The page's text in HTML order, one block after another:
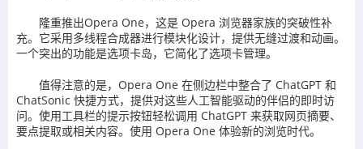
隆重推出Opera One，这是 Opera 浏览器家族的突破性补
充。它采用多线程合成器进行模块化设计，提供无缝过渡和动画。
一个突出的功能是选项卡岛，它简化了选项卡管理。
值得注意的是，Opera One 在侧边栏中整合了 ChatGPT 和
ChatSonic 快捷方式，提供对这些人工智能驱动的伴侣的即时访
问。使用工具栏的提示按钮轻松调用 ChatGPT 来获取网页摘要、
要点提取或相关内容。使用 Opera One 体验新的浏览时代。